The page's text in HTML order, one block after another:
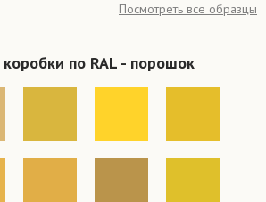
Посмотреть все образцы
по RAL - порошок